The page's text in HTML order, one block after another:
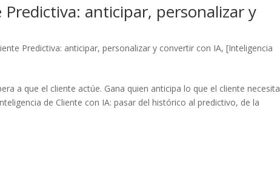
anticipar, personalizar y
Predictiva: anticipar, personalizar y convertir con IA,[Inteligencia
a que el cliente actúe. Gana quien anticipa lo que el cliente necesita
de Cliente con IA: pasar del histórico al predictivo, de la